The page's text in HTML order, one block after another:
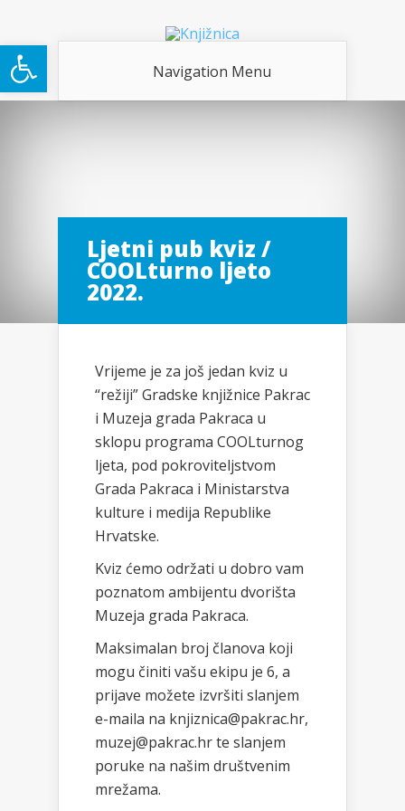
Open toolbar Navigation Menu
Ljetni pub kviz /
COOLturno ljeto
2022.
Vrijeme je za još jedan kviz u
“režiji” Gradske knjižnice Pakrac
i Muzeja grada Pakraca u
sklopu programa COOLturnog
ljeta, pod pokroviteljstvom
Grada Pakraca i Ministarstva
kulture i medija Republike
Hrvatske.
Kviz ćemo održati u dobro vam
poznatom ambijentu dvorišta
Muzeja grada Pakraca.
Maksimalan broj članova koji
mogu činiti vašu ekipu je 6, a
prijave možete izvršiti slanjem
e-maila na knjiznica@pakrac.hr,
muzej@pakrac.hr te slanjem
poruke na našim društvenim
mrežama.